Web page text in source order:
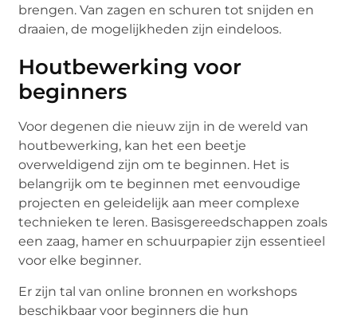
brengen. Van zagen en schuren tot snijden en
draaien, de mogelijkheden zijn eindeloos.
Houtbewerking voor
beginners
Voor degenen die nieuw zijn in de wereld van
houtbewerking, kan het een beetje
overweldigend zijn om te beginnen. Het is
belangrijk om te beginnen met eenvoudige
projecten en geleidelijk aan meer complexe
technieken te leren. Basisgereedschappen zoals
een zaag, hamer en schuurpapier zijn essentieel
voor elke beginner.
Er zijn tal van online bronnen en workshops
beschikbaar voor beginners die hun